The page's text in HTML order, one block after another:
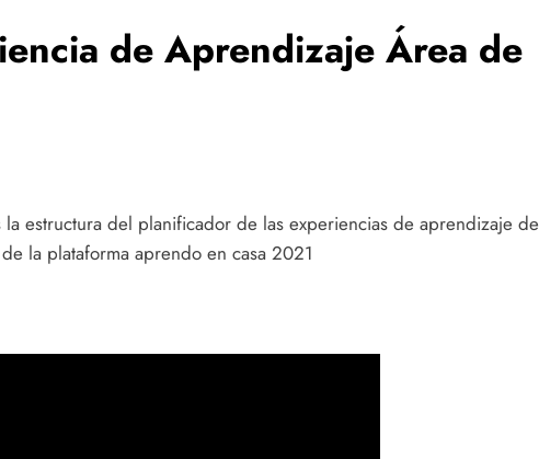
de Aprendizaje Área de
la estructura del planificador de las experiencias de aprendizaje de
la plataforma aprendo en casa 2021